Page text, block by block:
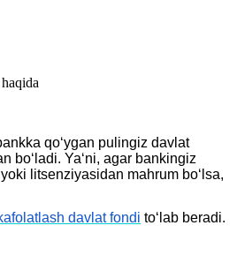
qoʻygan pulingiz davlat
boʻladi. Yaʻni, agar bankingiz
litsenziyasidan mahrum boʻlsa,
davlat fondi toʻlab beradi.